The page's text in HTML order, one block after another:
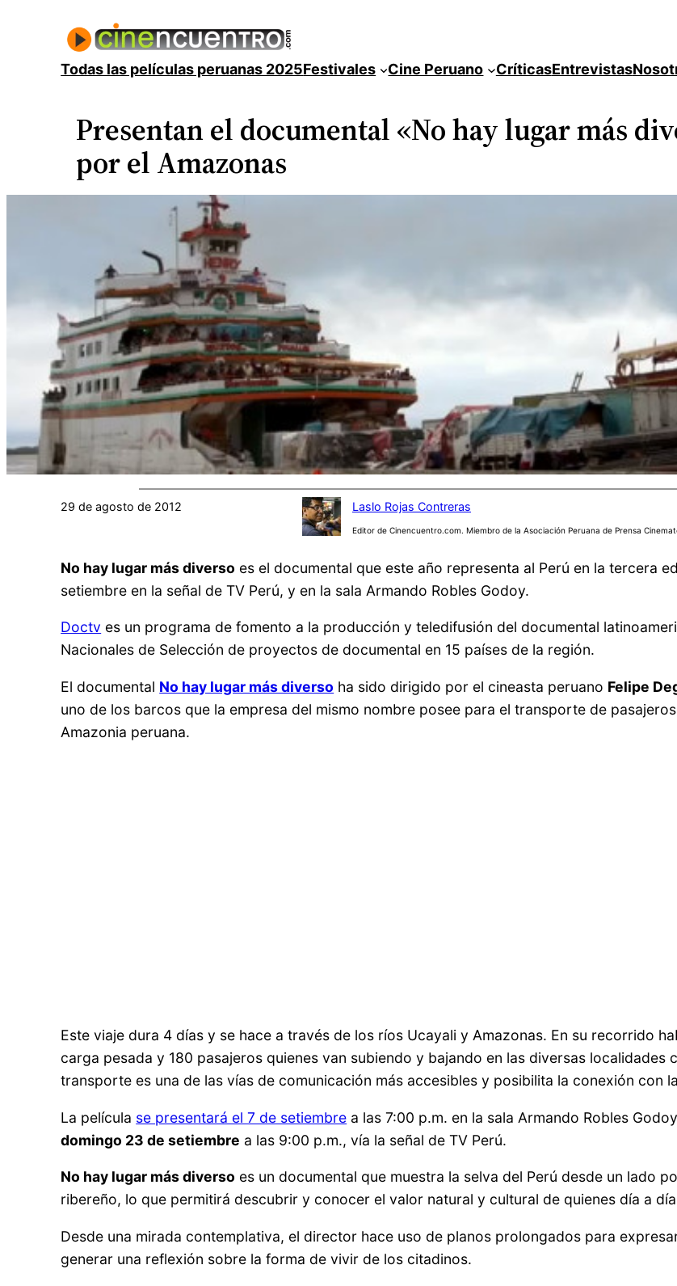
contenidoTodas las películas peruanas 2025Festivales Cine Peruano CríticasEntrevistas
Presentan el documental «No hay lugar más
por el Amazonas
29 de agosto de 2012 Laslo Rojas Contreras
Editor de Cinencuentro.com. Miembro de la Asociación Peruana de Prensa
No hay lugar más diverso es el documental que este año representa al Perú en la tercera
setiembre en la señal de TV Perú, y en la sala Armando Robles Godoy.
Doctv es un programa de fomento a la producción y teledifusión del documental
Nacionales de Selección de proyectos de documental en 15 países de la región.
El documental No hay lugar más diverso ha sido dirigido por el cineasta peruano Felipe
uno de los barcos que la empresa del mismo nombre posee para el transporte de
Amazonia peruana.
Este viaje dura 4 días y se hace a través de los ríos Ucayali y Amazonas. En su recorrido
carga pesada y 180 pasajeros quienes van subiendo y bajando en las diversas localidades
transporte es una de las vías de comunicación más accesibles y posibilita la conexión con
La película se presentará el 7 de setiembre a las 7:00 p.m. en la sala Armando Robles
domingo 23 de setiembre a las 9:00 p.m., vía la señal de TV Perú.
No hay lugar más diverso es un documental que muestra la selva del Perú desde un lado
ribereño, lo que permitirá descubrir y conocer el valor natural y cultural de quienes día a
Desde una mirada contemplativa, el director hace uso de planos prolongados para
generar una reflexión sobre la forma de vivir de los citadinos.